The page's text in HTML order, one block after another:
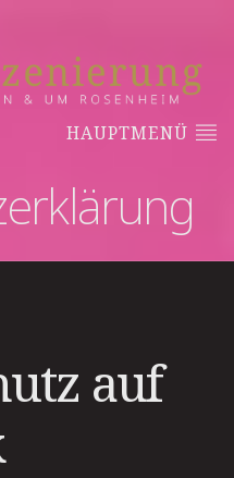
HAUPTMENÜ
auf